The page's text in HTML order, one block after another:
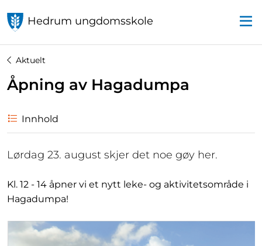
Hedrum ungdomsskole
Aktuelt
Åpning av Hagadumpa
Innhold
Lørdag 23. august skjer det noe gøy her.
Kl. 12 - 14 åpner vi et nytt leke- og aktivitetsområde i
Hagadumpa!